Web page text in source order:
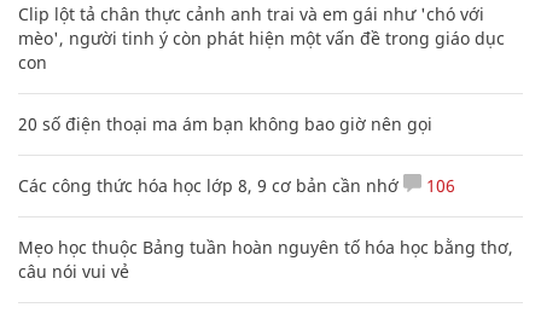
Clip lột tả chân thực cảnh anh trai và em gái như 'chó với
mèo', người tinh ý còn phát hiện một vấn đề trong giáo dục
con
20 số điện thoại ma ám bạn không bao giờ nên gọi
Các công thức hóa học lớp 8, 9 cơ bản cần nhớ 106
Mẹo học thuộc Bảng tuần hoàn nguyên tố hóa học bằng thơ,
câu nói vui vẻ